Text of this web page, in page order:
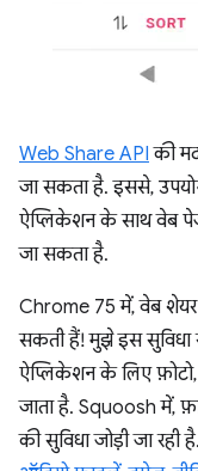
Web Share API की
जा सकता है. इससे,
ऐप्लिकेशन के साथ वेब
जा सकता है.
Chrome 75 में, वेब
सकती हैं! मुझे इस सुविधा
ऐप्लिकेशन के लिए फ़ोटो,
जाता है. Squoosh में,
की सुविधा जोड़ी जा